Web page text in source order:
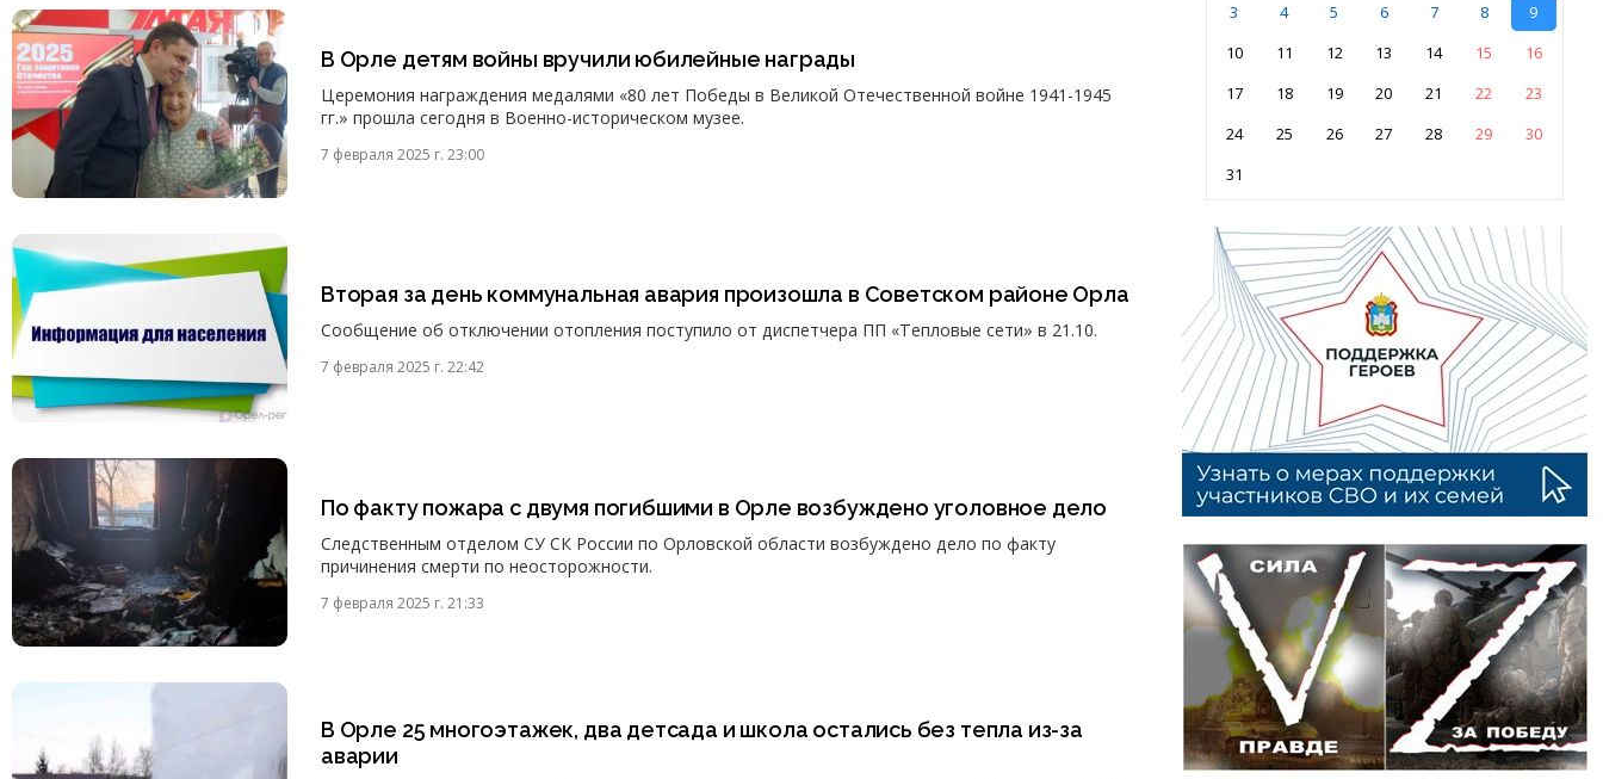
В Орле детям войны вручили юбилейные награды
Церемония награждения медалями «80 лет Победы в Великой Отечественной войне 1941-1945
гг.» прошла сегодня в Военно-историческом музее.
7 февраля 2025 г. 23:00
Вторая за день коммунальная авария произошла в Советском районе Орла
Сообщение об отключении отопления поступило от диспетчера ПП «Тепловые сети» в 21.10.
7 февраля 2025 г. 22:42
По факту пожара с двумя погибшими в Орле возбуждено уголовное дело
Следственным отделом СУ СК России по Орловской области возбуждено дело по факту
причинения смерти по неосторожности.
7 февраля 2025 г. 21:33
В Орле 25 многоэтажек, два детсада и школа остались без тепла из-за
аварии
3
4 5 6 7 8
9
10
11 12 13 14 15
16
17
18 19 20 21 22
23
24
25 26 27 28 29
30
31